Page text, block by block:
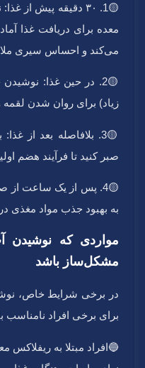
🟡1. ۳۰ دقیقه پیش از غذا:
معده برای دریافت غذا
می‌کند و احساس سیری
🟡2. در حین غذا:
نوشیدن
زیاد) برای روان شدن
🟡3. بلافاصله بعد از غذا:
صبر کنید تا فرآیند هضم
🟡4. پس از یک ساعت از صرف غذا:
به بهبود جذب مواد مغذی
مواردی که
مشکل‌ساز باشد
در برخی شرایط خاص،
برای برخی افراد نامناسب
🔵افراد مبتلا به ریفلاکس